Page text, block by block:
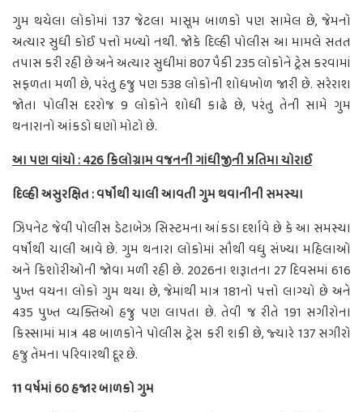
ગુમ થયેલા લોકોમાં 137 જેટલા માસૂમ બાળકો પણ સામેલ છે, જેમનો
અત્યાર સુધી કોઈ પત્તો મળ્યો નથી. જોકે દિલ્હી પોલીસ આ મામલે સતત
તપાસ કરી રહી છે અને અત્યાર સુધીમાં 807 પૈકી 235 લોકોને ટ્રેસ કરવામાં
સફળતા મળી છે, પરંતુ હજુ પણ 538 લોકોની શોધખોળ જારી છે. સરેરાશ
જોતા પોલીસ દરરોજ 9 લોકોને શોધી કાઢે છે, પરંતુ તેની સામે ગુમ
થનારાનો આંકડો ઘણો મોટો છે.
આ પણ વાંચો : 426 કિલોગ્રામ વજનની ગાંધીજીની પ્રતિમા ચોરાઈ
દિલ્હી અસુરક્ષિત : વર્ષોથી ચાલી આવતી ગુમ થવાનીની સમસ્યા
ઝિપનેટ જેવી પોલીસ ડેટાબેઝ સિસ્ટમના આંકડા દર્શાવે છે કે આ સમસ્યા
વર્ષોથી ચાલી આવે છે. ગુમ થનારા લોકોમાં સૌથી વધુ સંખ્યા મહિલાઓ
અને કિશોરીઓની જોવા મળી રહી છે. 2026ના શરૂાતના 27 દિવસમાં 616
પુખ્ત વયના લોકો ગુમ થયા છે, જેમાંથી માત્ર 181નો પત્તો લાગ્યો છે અને
435 પુખ્ત વ્યક્તિઓ હજુ પણ લાપતા છે. તેવી જ રીતે 191 સગીરોના
કિસ્સામાં માત્ર 48 બાળકોને પોલીસ ટ્રેસ કરી શકી છે, જ્યારે 137 સગીરો
હજુ તેમના પરિવારથી દૂર છે.
11 વર્ષમાં 60 હજાર બાળકો ગુમ